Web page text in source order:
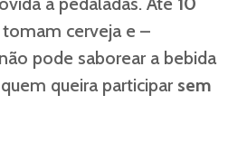
cerveja e –
pode saborear a bebida
queira participar sem